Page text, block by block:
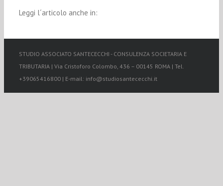
Leggi l´articolo anche in:
STUDIO ASSOCIATO SANTECECCHI - CONSULENZA SOCIETARIA E
TRIBUTARIA | Via Cristoforo Colombo, 436 – 00145 ROMA | Tel.
+39065416800 | E-mail: info@studiosantececchi.it